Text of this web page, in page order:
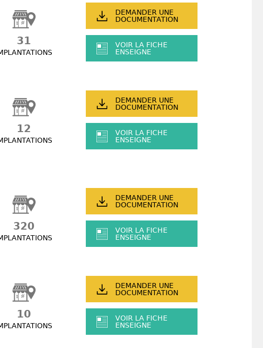
31
DEMANDER UNE
DOCUMENTATION
VOIR LA FICHE
ENSEIGNE
12
DEMANDER UNE
DOCUMENTATION
VOIR LA FICHE
ENSEIGNE
320
DEMANDER UNE
DOCUMENTATION
VOIR LA FICHE
ENSEIGNE
10
DEMANDER UNE
DOCUMENTATION
VOIR LA FICHE
ENSEIGNE